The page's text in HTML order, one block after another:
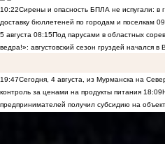
10:22Сирены и опасность БПЛА не испугали: в
доставку бюллетеней по городам и поселкам
5 августа 08:15Под парусами в областных
ведра!»: августовский сезон груздей начался в
19:47Сегодня, 4 августа, из Мурманска на
контроль за ценами на продукты питания 18:09
предпринимателей получил субсидию на